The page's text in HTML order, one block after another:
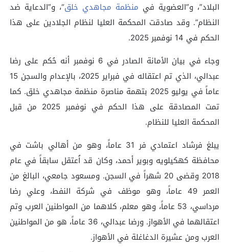
البلاد”، و”العضوية في منظمة مجاهدي خلق“، و”الدعاية ضد
النظام”. وقد صادقت المحكمة العليا لنظام الجلادين على هذا
الحكم في 14 نوفمبر 2025.
وجاء في بيان الأمانة الصادر في 6 نوفمبر أنه حُكم على رضا
عبدالي، الذي تم اعتقاله في فبراير 2025، بالإعدام والسجن 15
عاماً في يوليو 2025 بتهمة مناصرة منظمة مجاهدي خلق. كما
تمت المصادقة على هذا الحكم في نوفمبر 2025 من قبل
المحكمة العليا للنظام.
يبلغ فرشاد اعتمادي فر 31 عاماً، وهو من أهالي باشت في
محافظة كهكيلويه وبوير أحمد، وكان قد اُعتقل سابقاً في عام
2018 وقضى 20 شهراً في السجن. ومسعود جامعي، البالغ من
العمر 49 عاماً، وهو موظف في شركة النفط، وعلي رضا
مرداسي، 53 عاماً، وهو معلم، كلاهما من المواطنين العرب وتم
اعتقالهما في الأهواز. ورضا عبدالي، 36 عاماً، هو من المواطنين
العرب ومن عشيرة الدغاغلة في الأهواز.